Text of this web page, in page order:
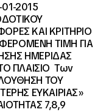
2015
ΚΑΙ ΚΡΙΤΗΡΙΟ
ΤΙΜΗ ΓΙΑ
ΗΜΕΡΙΔΑΣ
ΠΛΑΙΣΙΟ Των
ΤΟΥ
ΕΥΚΑΙΡΙΑΣ»
7,8,9